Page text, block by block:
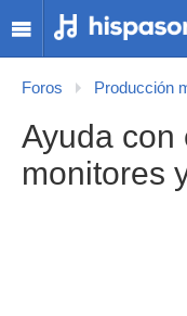
Foros Producción
Ayuda con
monitores